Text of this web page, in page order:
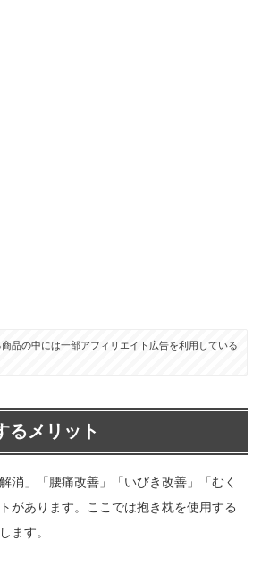
品の中には一部アフィリエイト広告を利用している
るメリット
消」「腰痛改善」「いびき改善」「むく
があります。ここでは抱き枕を使用する
ます。